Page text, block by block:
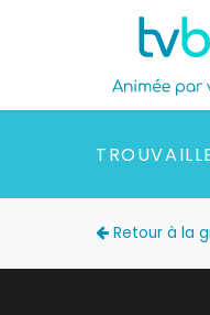
Retour à la